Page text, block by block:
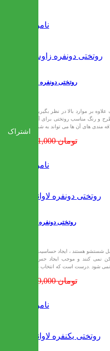
ناموجود
روتختی دونفره زاوش
بر موارد بالا در نظر بگیرید که
و رنگ مناسب روتختی برای آن ها
1,791,000 تومان
ناموجود
روتختی دونفره لاواندا
شستشو هستند ، ایجاد حساسیت نیز
نمی کنند و موجب ایجاد حس گر
2,219,000 تومان
ناموجود
اشتراک